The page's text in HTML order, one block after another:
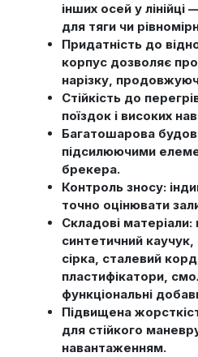
інших осей у лінійці
для тяги чи
Придатність до
корпус дозволяє
нарізку,
Стійкість до
поїздок і високих
Багатошарова
підсилюючими
брекера.
Контроль зносу:
точно оцінювати
Складові матеріали:
синтетичний
сірка, сталевий
пластифікатори,
функціональні
Підвищена
для стійкого
навантаженням.